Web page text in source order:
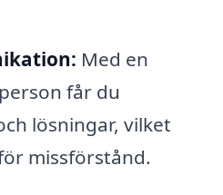
Med en
får du
lösningar, vilket
missförstånd.